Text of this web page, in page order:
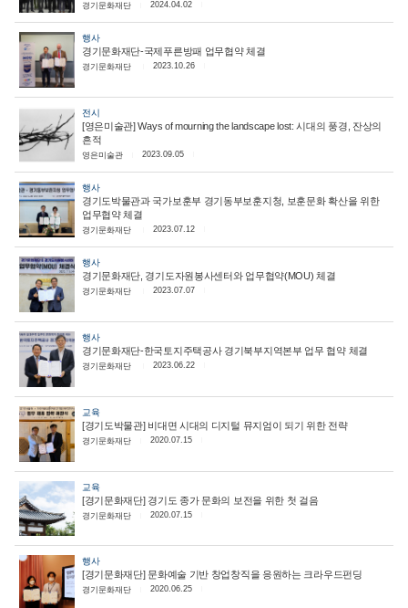
경기문화재단 2024.04.02
행사
경기문화재단-국제푸른방패 업무협약 체결
경기문화재단 2023.10.26
전시
[영은미술관] Ways of mourning the landscape lost: 시대의 풍경, 잔상의
흔적
영은미술관 2023.09.05
행사
경기도박물관과 국가보훈부 경기동부보훈지청, 보훈문화 확산을 위한
업무협약 체결
경기문화재단 2023.07.12
행사
경기문화재단, 경기도자원봉사센터와 업무협약(MOU) 체결
경기문화재단 2023.07.07
행사
경기문화재단-한국토지주택공사 경기북부지역본부 업무 협약 체결
경기문화재단 2023.06.22
교육
[경기도박물관] 비대면 시대의 디지털 뮤지엄이 되기 위한 전략
경기문화재단 2020.07.15
교육
[경기문화재단] 경기도 종가 문화의 보전을 위한 첫 걸음
경기문화재단 2020.07.15
행사
[경기문화재단] 문화예술 기반 창업창직을 응원하는 크라우드펀딩
경기문화재단 2020.06.25